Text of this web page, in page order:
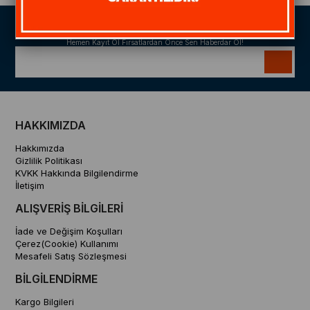
Size Özel Kampanyalar
Hemen Kayıt Ol Fırsatlardan Önce Sen Haberdar Ol!
HAKKIMIZDA
Hakkımızda
Gizlilik Politikası
KVKK Hakkında Bilgilendirme
İletişim
ALIŞVERİŞ BİLGİLERİ
İade ve Değişim Koşulları
Çerez(Cookie) Kullanımı
Mesafeli Satış Sözleşmesi
BİLGİLENDİRME
Kargo Bilgileri